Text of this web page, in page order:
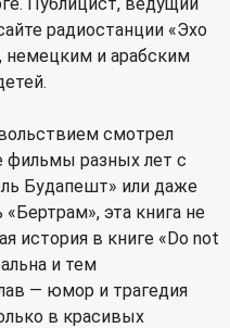
радиостанции «Эхо
немецким и арабским
смотрел
фильмы разных лет с
Будапешт» или даже
эта книга не
история в книге «Do not
и тем
— юмор и трагедия
в красивых